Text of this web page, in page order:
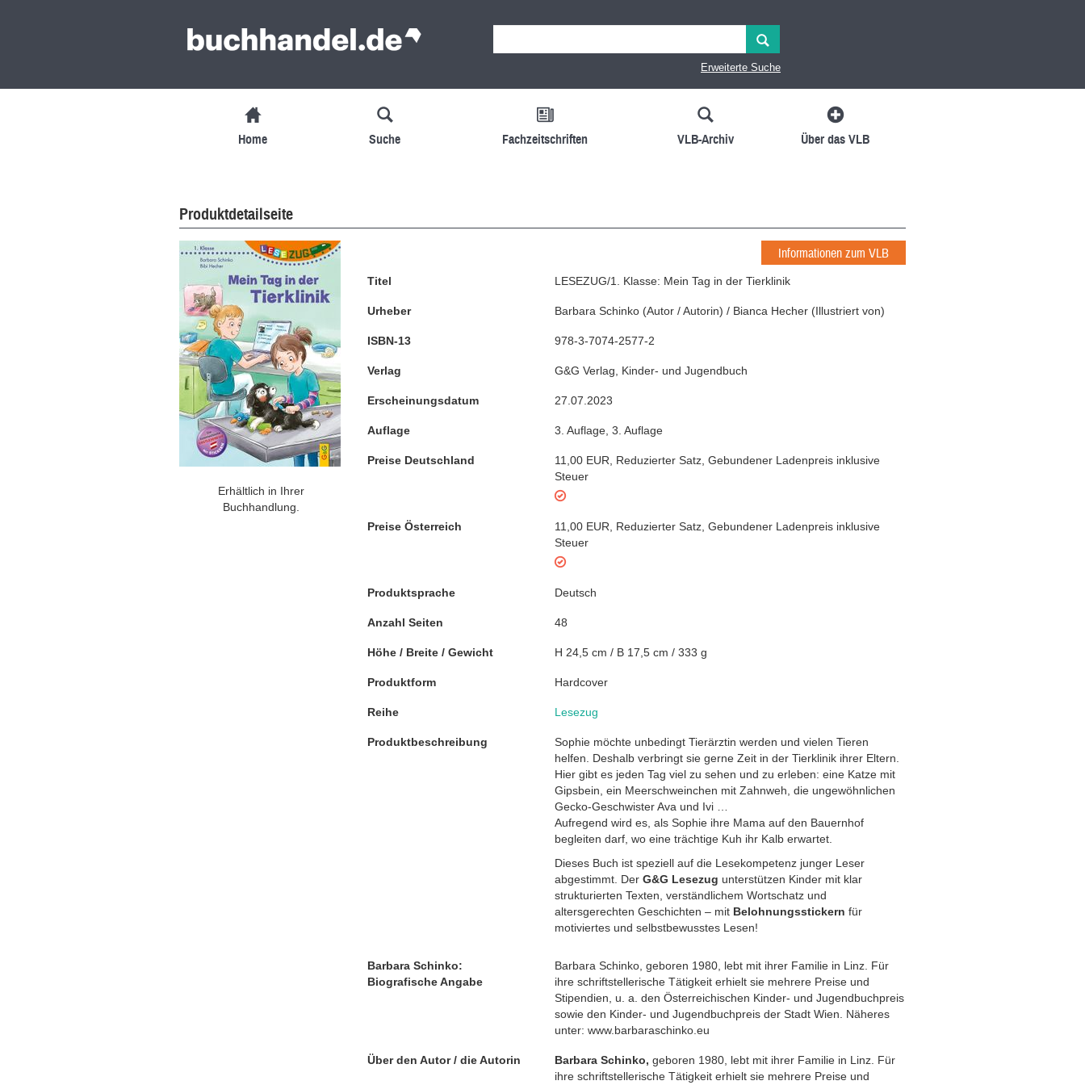
Erweiterte Suche
Home Suche Fachzeitschriften VLB-Archiv Über das VLB
Produktdetailseite
Erhältlich in Ihrer
Buchhandlung.
Informationen zum VLB
Titel LESEZUG/1. Klasse: Mein Tag in der Tierklinik
Urheber Barbara Schinko (Autor / Autorin) / Bianca Hecher (Illustriert von)
ISBN-13 978-3-7074-2577-2
Verlag G&G Verlag, Kinder- und Jugendbuch
Erscheinungsdatum 27.07.2023
Auflage 3. Auflage 3. Auflage
Preise Deutschland 11,00 EUR Reduzierter Satz Gebundener Ladenpreis inklusive
Steuer
Preise Österreich 11,00 EUR Reduzierter Satz Gebundener Ladenpreis inklusive
Steuer
Produktsprache Deutsch
Anzahl Seiten 48
Höhe / Breite / Gewicht H 24,5 cm / B 17,5 cm / 333 g
Produktform Hardcover
Reihe Lesezug
Produktbeschreibung
Sophie möchte unbedingt Tierärztin werden und vielen Tieren
helfen. Deshalb verbringt sie gerne Zeit in der Tierklinik ihrer Eltern.
Hier gibt es jeden Tag viel zu sehen und zu erleben: eine Katze mit
Gipsbein, ein Meerschweinchen mit Zahnweh, die ungewöhnlichen
Gecko-Geschwister Ava und Ivi …
Aufregend wird es, als Sophie ihre Mama auf den Bauernhof
begleiten darf, wo eine trächtige Kuh ihr Kalb erwartet.
Dieses Buch ist speziell auf die Lesekompetenz junger Leser
abgestimmt. Der G&G Lesezug unterstützen Kinder mit klar
strukturierten Texten, verständlichem Wortschatz und
altersgerechten Geschichten – mit Belohnungsstickern für
motiviertes und selbstbewusstes Lesen!
Barbara Schinko:
Biografische Angabe
Barbara Schinko, geboren 1980, lebt mit ihrer Familie in Linz. Für
ihre schriftstellerische Tätigkeit erhielt sie mehrere Preise und
Stipendien, u. a. den Österreichischen Kinder- und Jugendbuchpreis
sowie den Kinder- und Jugendbuchpreis der Stadt Wien. Näheres
unter: www.barbaraschinko.eu
Über den Autor / die Autorin Barbara Schinko, geboren 1980, lebt mit ihrer Familie in Linz. Für
ihre schriftstellerische Tätigkeit erhielt sie mehrere Preise und